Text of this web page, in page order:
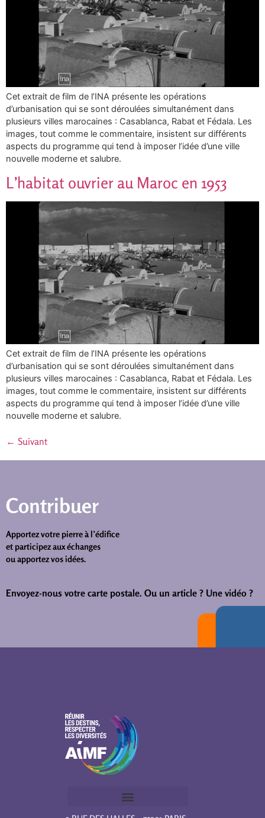
Cet extrait de film de l’INA présente les opérations
d’urbanisation qui se sont déroulées simultanément dans
plusieurs villes marocaines : Casablanca, Rabat et Fédala. Les
images, tout comme le commentaire, insistent sur différents
aspects du programme qui tend à imposer l’idée d’une ville
nouvelle moderne et salubre.
L’habitat ouvrier au Maroc en 1953
Cet extrait de film de l’INA présente les opérations
d’urbanisation qui se sont déroulées simultanément dans
plusieurs villes marocaines : Casablanca, Rabat et Fédala. Les
images, tout comme le commentaire, insistent sur différents
aspects du programme qui tend à imposer l’idée d’une ville
nouvelle moderne et salubre.
← Suivant
Contribuer
Apportez votre pierre à l’édifice
et participez aux échanges
ou apportez vos idées.
Envoyez-nous votre carte postale. Ou un article ? Une vidéo ?